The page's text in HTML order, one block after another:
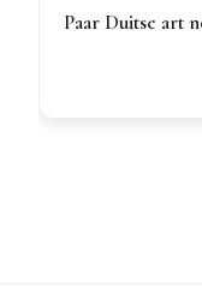
Paar Duitse art